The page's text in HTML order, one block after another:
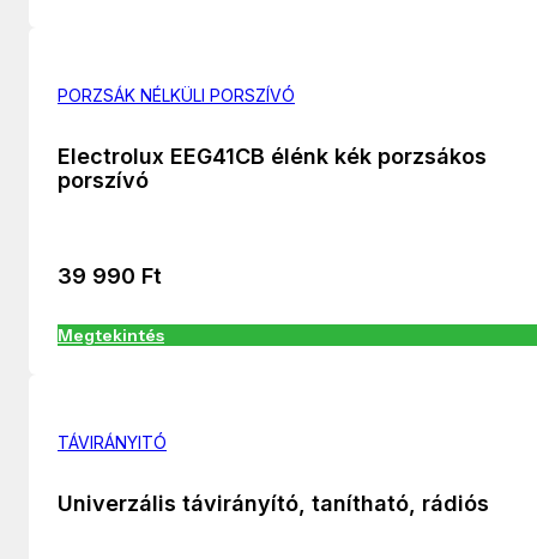
PORZSÁK NÉLKÜLI PORSZÍVÓ
Electrolux EEG41CB élénk kék porzsákos
porszívó
39 990 Ft
Megtekintés
TÁVIRÁNYITÓ
Univerzális távirányító, tanítható, rádiós